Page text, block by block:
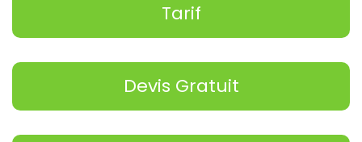
Tarif
Devis Gratuit